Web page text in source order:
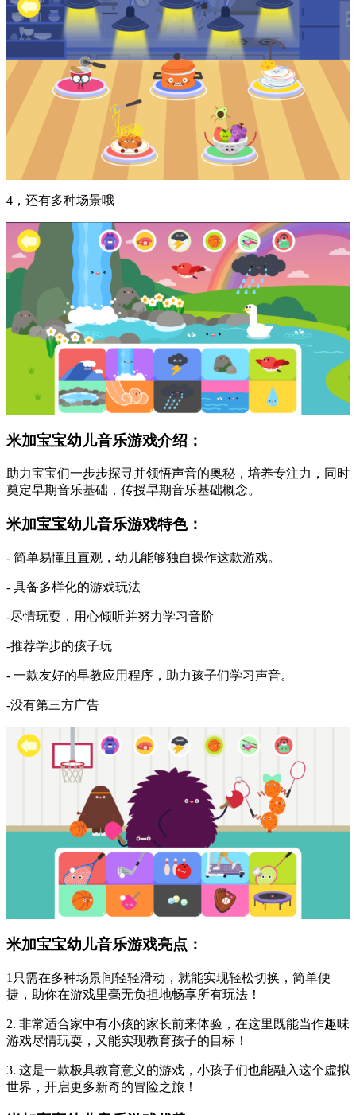
4，还有多种场景哦
米加宝宝幼儿音乐游戏介绍：
助力宝宝们一步步探寻并领悟声音的奥秘，培养专注力，同时
奠定早期音乐基础，传授早期音乐基础概念。
米加宝宝幼儿音乐游戏特色：
- 简单易懂且直观，幼儿能够独自操作这款游戏。
- 具备多样化的游戏玩法
-尽情玩耍，用心倾听并努力学习音阶
-推荐学步的孩子玩
- 一款友好的早教应用程序，助力孩子们学习声音。
-没有第三方广告
米加宝宝幼儿音乐游戏亮点：
1只需在多种场景间轻轻滑动，就能实现轻松切换，简单便
捷，助你在游戏里毫无负担地畅享所有玩法！
2. 非常适合家中有小孩的家长前来体验，在这里既能当作趣味
游戏尽情玩耍，又能实现教育孩子的目标！
3. 这是一款极具教育意义的游戏，小孩子们也能融入这个虚拟
世界，开启更多新奇的冒险之旅！